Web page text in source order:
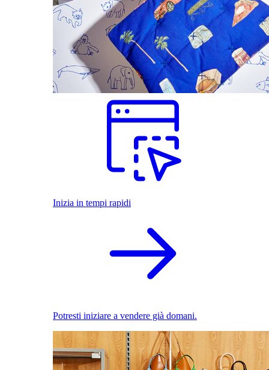
Inizia in tempi rapidi
Potresti iniziare a vendere già domani.